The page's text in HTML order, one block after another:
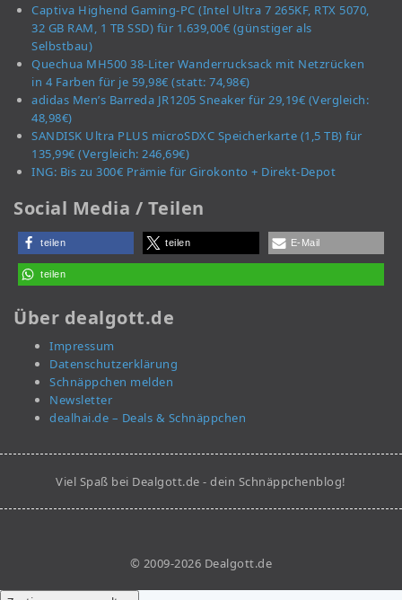
Captiva Highend Gaming-PC (Intel Ultra 7 265KF, RTX 5070,
32 GB RAM, 1 TB SSD) für 1.639,00€ (günstiger als
Selbstbau)
Quechua MH500 38-Liter Wanderrucksack mit Netzrücken
in 4 Farben für je 59,98€ (statt: 74,98€)
adidas Men’s Barreda JR1205 Sneaker für 29,19€ (Vergleich:
48,98€)
SANDISK Ultra PLUS microSDXC Speicherkarte (1,5 TB) für
135,99€ (Vergleich: 246,69€)
ING: Bis zu 300€ Prämie für Girokonto + Direkt-Depot
Social Media / Teilen
teilen teilen E-Mail
teilen
Über dealgott.de
Impressum
Datenschutzerklärung
Schnäppchen melden
Newsletter
dealhai.de – Deals & Schnäppchen
Viel Spaß bei Dealgott.de - dein Schnäppchenblog!
© 2009-2026 Dealgott.de